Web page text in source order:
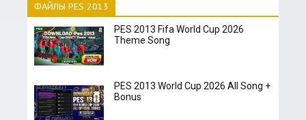
ФАЙЛЫ PES 2013
PES 2013 Fifa World Cup 2026
Theme Song
PES 2013 World Cup 2026 All Song +
Bonus